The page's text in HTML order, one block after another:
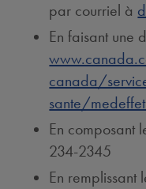
par courriel à
En faisant une
canada/
sante/
En composant
234-2345
En